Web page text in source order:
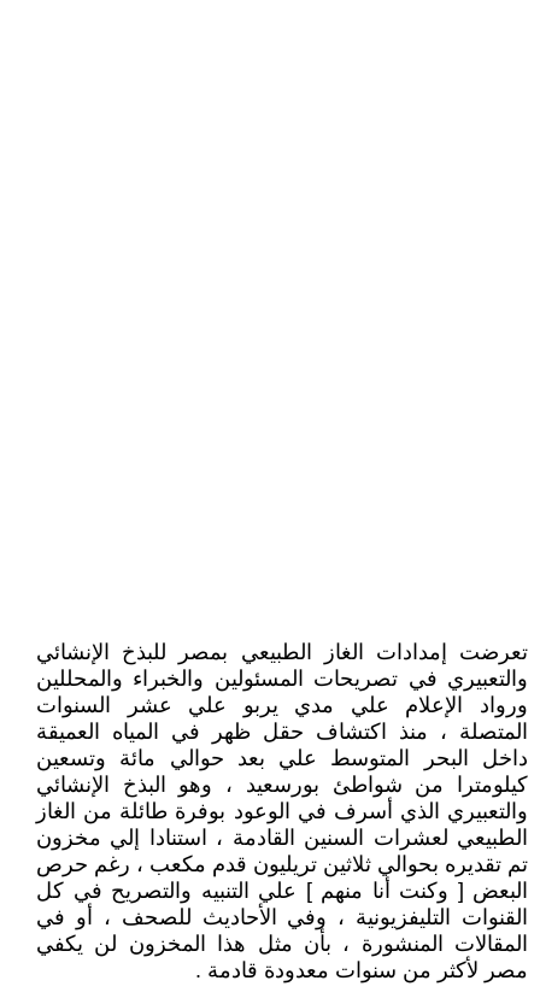
تعرضت إمدادات الغاز الطبيعي بمصر للبذخ الإنشائي
والتعبيري في تصريحات المسئولين والخبراء والمحللين
ورواد الإعلام علي مدي يربو علي عشر السنوات
المتصلة ، منذ اكتشاف حقل ظهر في المياه العميقة
داخل البحر المتوسط علي بعد حوالي مائة وتسعين
كيلومترا من شواطئ بورسعيد ، وهو البذخ الإنشائي
والتعبيري الذي أسرف في الوعود بوفرة طائلة من الغاز
الطبيعي لعشرات السنين القادمة ، استنادا إلي مخزون
تم تقديره بحوالي ثلاثين تريليون قدم مكعب ، رغم حرص
البعض [ وكنت أنا منهم ] علي التنبيه والتصريح في كل
القنوات التليفزيونية ، وفي الأحاديث للصحف ، أو في
المقالات المنشورة ، بأن مثل هذا المخزون لن يكفي
مصر لأكثر من سنوات معدودة قادمة .